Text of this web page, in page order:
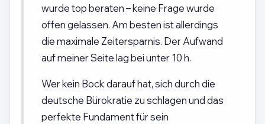
wurde top beraten – keine Frage wurde
offen gelassen. Am besten ist allerdings
die maximale Zeitersparnis. Der Aufwand
auf meiner Seite lag bei unter 10 h.
Wer kein Bock darauf hat, sich durch die
deutsche Bürokratie zu schlagen und das
perfekte Fundament für sein